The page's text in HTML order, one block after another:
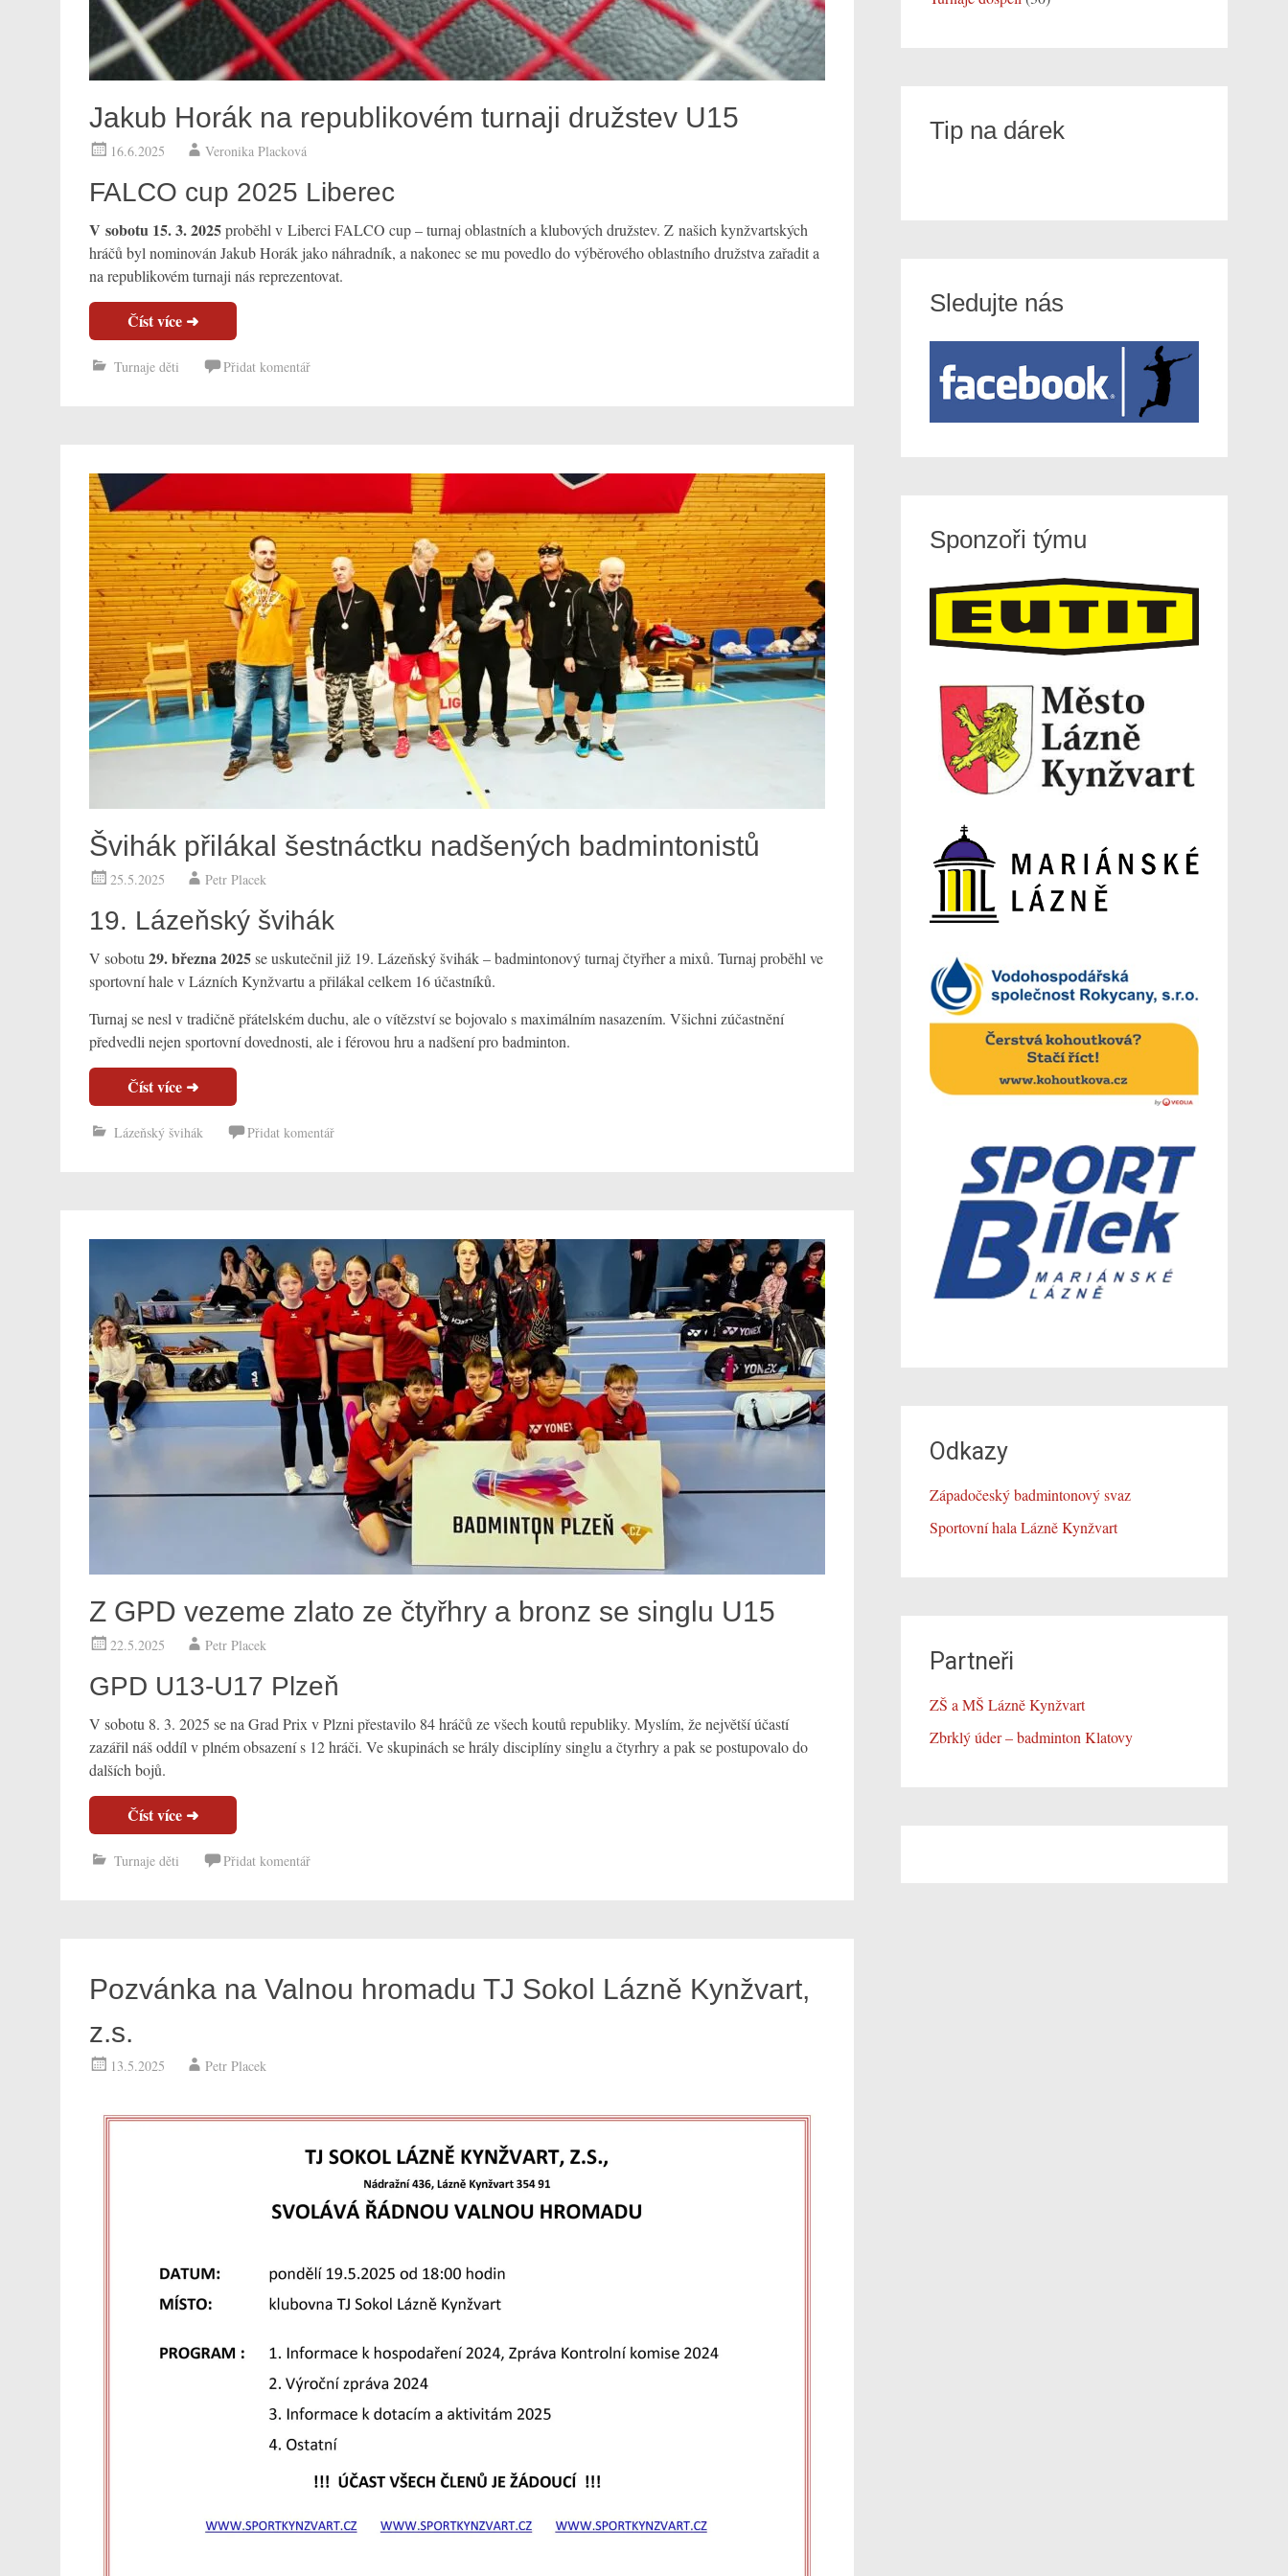
Jakub Horák na republikovém turnaji družstev U15
16.6.2025 Veronika Placková
FALCO cup 2025 Liberec
V sobotu 15. 3. 2025proběhl v Liberci FALCO cup – turnaj oblastních a klubových družstev. Z našich kynžvartských
hráčů byl nominován Jakub Horák jako náhradník, a nakonec se mu povedlo do výběrového oblastního družstva zařadit a
na republikovém turnaji nás reprezentovat.
Turnaje děti
Švihák přilákal šestnáctku nadšených badmintonistů
25.5.2025 Petr Placek
19. Lázeňský švihák
V sobotu 29. března 2025se uskutečnil již 19. Lázeňský švihák – badmintonový turnaj čtyřher a mixů. Turnaj proběhl ve
sportovní hale v Lázních Kynžvartu a přilákal celkem 16 účastníků.
Turnaj se nesl v tradičně přátelském duchu, ale o vítězství se bojovalo s maximálním nasazením. Všichni zúčastnění
předvedli nejen sportovní dovednosti, ale i férovou hru a nadšení pro badminton.
Lázeňský švihák
Z GPD vezeme zlato ze čtyřhry a bronz se singlu U15
22.5.2025 Petr Placek
GPD U13-U17 Plzeň
V sobotu 8. 3. 2025 se na Grad Prix v Plzni přestavilo 84 hráčů ze všech koutů republiky. Myslím, že největší účastí
zazářil náš oddíl v plném obsazení s 12 hráči. Ve skupinách se hrály disciplíny singlu a čtyrhry a pak se postupovalo do
dalších bojů.
Turnaje děti
Pozvánka na Valnou hromadu TJ Sokol Lázně Kynžvart,
z.s.
13.5.2025 Petr Placek
Tip na dárek
Sledujte nás
Sponzoři týmu
Odkazy
Západočeský badmintonový svaz
Sportovní hala Lázně Kynžvart
Partneři
ZŠ a MŠ Lázně Kynžvart
Zbrklý úder – badminton Klatovy